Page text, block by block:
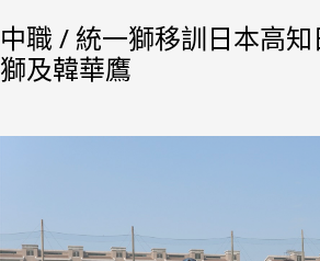
中職 / 統一獅移訓日本高
獅及韓華鷹